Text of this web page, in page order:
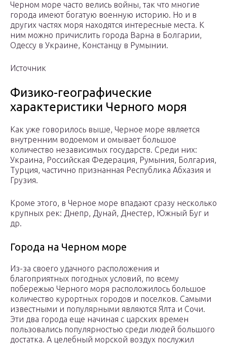
Черном море часто велись войны, так что многие
города имеют богатую военную историю. Но и в
других частях моря находятся интересные места. К
ним можно причислить города Варна в Болгарии,
Одессу в Украине, Констанцу в Румынии.
Источник
Физико-географические
характеристики Черного моря
Как уже говорилось выше, Черное море является
внутренним водоемом и омывает большое
количество независимых государств. Среди них:
Украина, Российская Федерация, Румыния, Болгария,
Турция, частично признанная Республика Абхазия и
Грузия.
Кроме этого, в Черное море впадают сразу несколько
крупных рек: Днепр, Дунай, Днестер, Южный Буг и
др.
Города на Черном море
Из-за своего удачного расположения и
благоприятных погодных условий, по всему
побережью Черного моря расположилось большое
количество курортных городов и поселков. Самыми
известными и популярными являются Ялта и Сочи.
Эти два города еще начиная с царских времен
пользовались популярностью среди людей большого
достатка. А целебный морской воздух послужил